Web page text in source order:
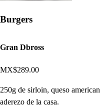
Burgers
Gran Dbross
MX$289.00
250g de sirloin, queso
aderezo de la casa.